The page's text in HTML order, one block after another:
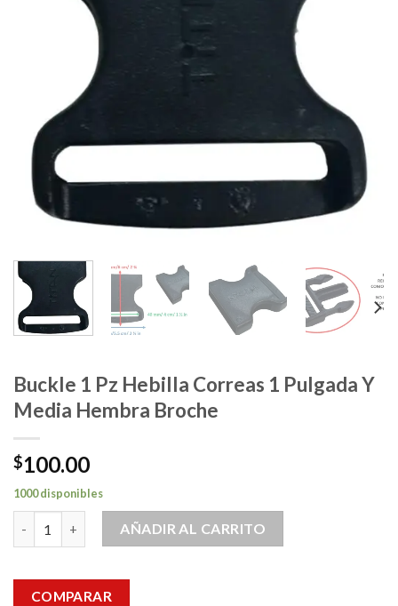
Buckle 1 Pz Hebilla Correas 1 Pulgada Y
Media Hembra Broche
$100.00
1000 disponibles
Buckle 1 Pz Hebilla Correas 1 Pulgada Y Media Hembra Broche
AÑADIR AL CARRITO
COMPARAR